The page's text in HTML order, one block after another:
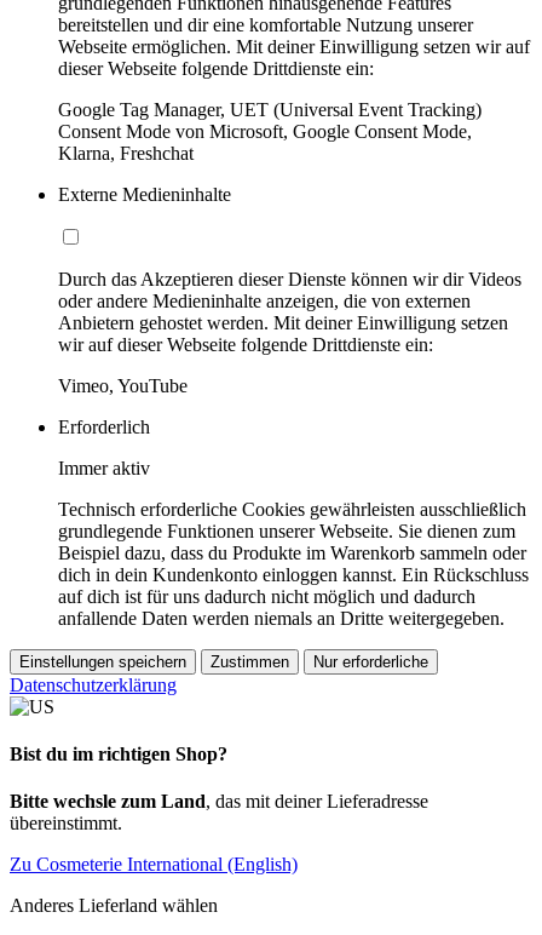
bereitstellen und dir eine komfortable Nutzung unserer
Webseite ermöglichen. Mit deiner Einwilligung setzen wir auf
dieser Webseite folgende Drittdienste ein:
Google Tag Manager, UET (Universal Event Tracking)
Consent Mode von Microsoft, Google Consent Mode,
Klarna, Freshchat
Externe Medieninhalte
Durch das Akzeptieren dieser Dienste können wir dir Videos
oder andere Medieninhalte anzeigen, die von externen
Anbietern gehostet werden. Mit deiner Einwilligung setzen
wir auf dieser Webseite folgende Drittdienste ein:
Vimeo, YouTube
Erforderlich
Immer aktiv
Technisch erforderliche Cookies gewährleisten ausschließlich
grundlegende Funktionen unserer Webseite. Sie dienen zum
Beispiel dazu, dass du Produkte im Warenkorb sammeln oder
dich in dein Kundenkonto einloggen kannst. Ein Rückschluss
auf dich ist für uns dadurch nicht möglich und dadurch
anfallende Daten werden niemals an Dritte weitergegeben.
Einstellungen speichern Zustimmen Nur erforderliche
Datenschutzerklärung
Bist du im richtigen Shop?
Bitte wechsle zum Land, das mit deiner Lieferadresse
übereinstimmt.
Zu Cosmeterie International (English)
Anderes Lieferland wählen